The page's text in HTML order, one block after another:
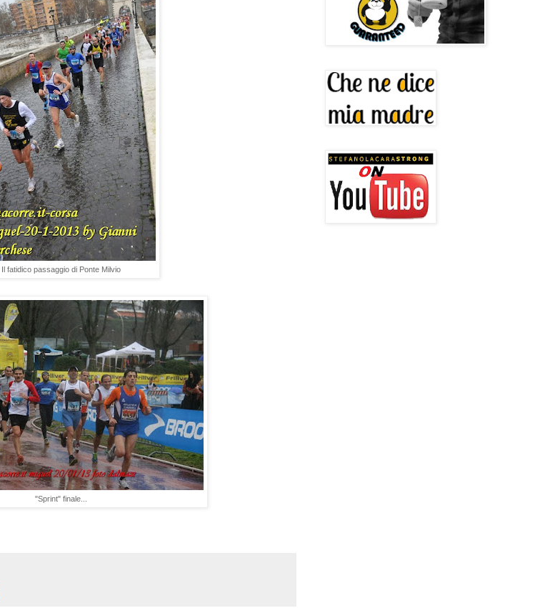
Il fatidico passaggio di Ponte Milvio
"Sprint" finale...